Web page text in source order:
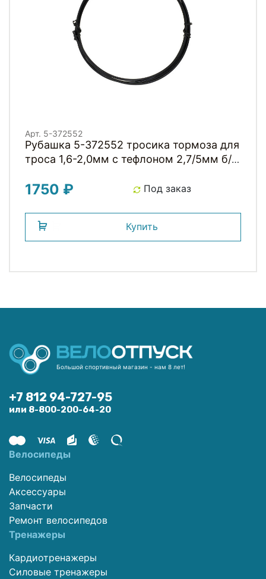
Арт. 5-372552
Рубашка 5-372552 тросика тормоза для
троса 1,6-2,0мм с тефлоном 2,7/5мм б/
1750 ₽ Под заказ
Купить
Большой спортивный магазин - нам 8 лет!
+7 812 94-727-95
или 8-800-200-64-20
Велосипеды
Велосипеды
Аксессуары
Запчасти
Ремонт велосипедов
Тренажеры
Кардиотренажеры
Силовые тренажеры